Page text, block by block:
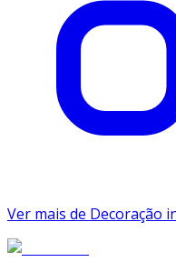
Ver mais de Decoração